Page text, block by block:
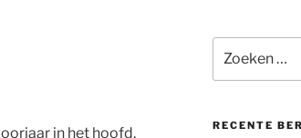
in het hoofd.
naar:
RECENTE